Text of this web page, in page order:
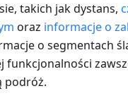
takich jak dystans,
oraz informacje o
o segmentach
funkcjonalności
podróż.